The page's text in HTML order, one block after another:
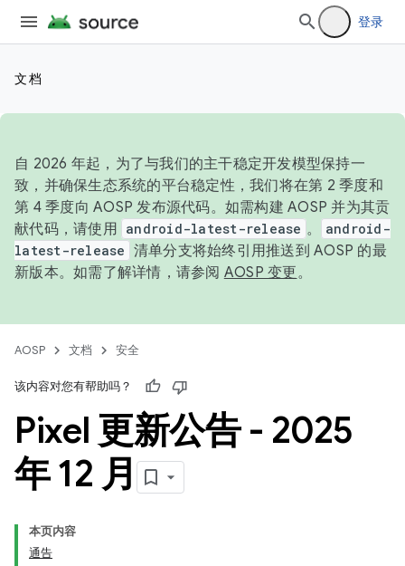
登录
文档
自 2026 年起，为了与我们的主干稳定开发模型保持一
致，并确保生态系统的平台稳定性，我们将在第 2 季度和
第 4 季度向 AOSP 发布源代码。如需构建 AOSP 并为其贡
献代码，请使用 android-latest-release 。
android-
latest-release 清单分支将始终引用推送到 AOSP 的最
新版本。如需了解详情，请参阅 AOSP 变更。
AOSP 文档 安全
该内容对您有帮助吗？
Pixel 更新公告 - 2025
年 12 月
本页内容
通告